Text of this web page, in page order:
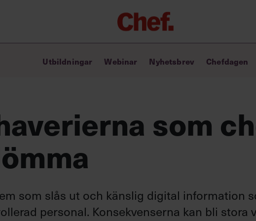
Chefakademin+
Lyft ditt ledarskap med C+
Ledarskapstest
Chef GPT – din chefsassistent i
Utbildningar Webinar Nyhetsbrev Chefdagen
som
som slås ut och känslig digital information
personal. Konsekvenserna kan bli stora